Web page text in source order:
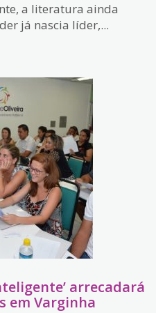
a literatura ainda
já nascia líder,...
arrecadará
em Varginha